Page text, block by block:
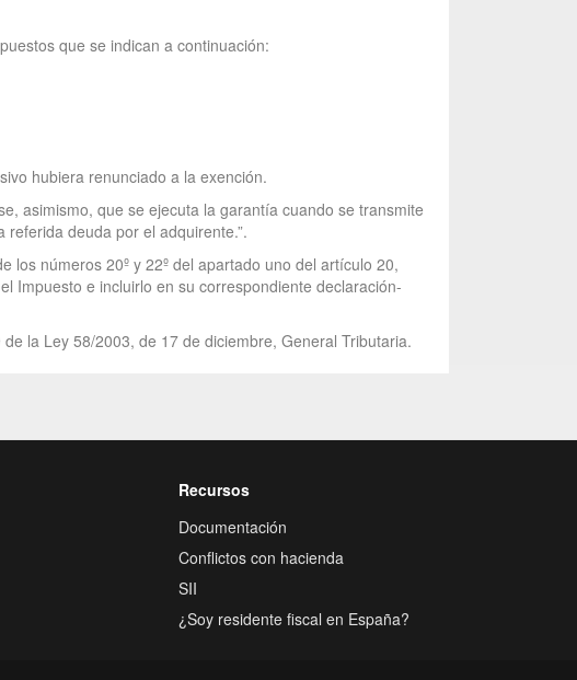
que se indican a continuación:
hubiera renunciado a la exención.
asimismo, que se ejecuta la garantía cuando se transmite
deuda por el adquirente.”.
números 20º y 22º del apartado uno del artículo 20,
Impuesto e incluirlo en su correspondiente declaración-
la Ley 58/2003, de 17 de diciembre, General Tributaria.
Recursos
Documentación
Conflictos con hacienda
SII
¿Soy residente fiscal en España?